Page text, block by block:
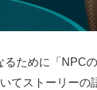
るために「NPC
てストーリーの